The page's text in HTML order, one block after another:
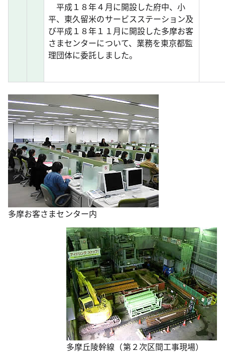
平成１８年４月に開設した府中、小
平、東久留米のサービスステーション及
び平成１８年１１月に開設した多摩お客
さまセンターについて、業務を東京都監
理団体に委託しました。
多摩お客さまセンター内
多摩丘陵幹線（第２次区間工事現場）